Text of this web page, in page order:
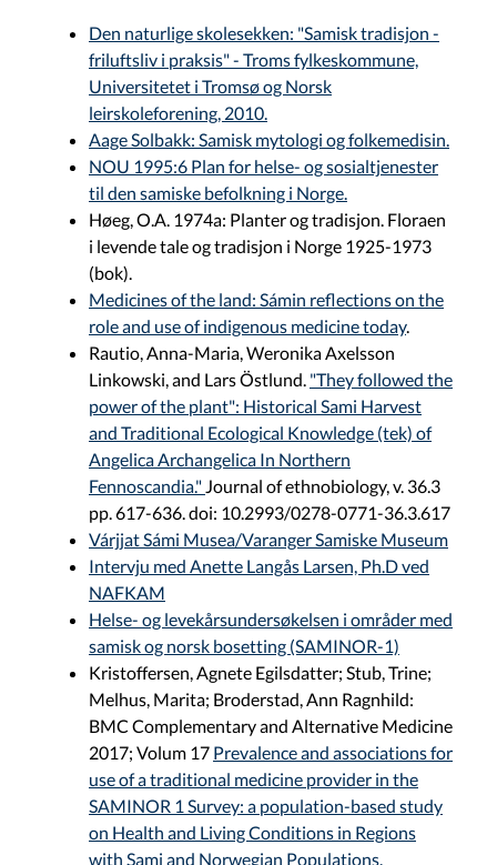
Den naturlige skolesekken: "Samisk tradisjon -
friluftsliv i praksis" - Troms fylkeskommune,
Universitetet i Tromsø og Norsk
leirskoleforening, 2010.
Aage Solbakk: Samisk mytologi og folkemedisin.
NOU 1995:6 Plan for helse- og sosialtjenester
til den samiske befolkning i Norge.
Høeg, O.A. 1974a: Planter og tradisjon. Floraen
i levende tale og tradisjon i Norge 1925-1973
(bok).
Medicines of the land: Sámin reflections on the
role and use of indigenous medicine today.
Rautio, Anna-Maria, Weronika Axelsson
Linkowski, and Lars Östlund. "They followed the
power of the plant": Historical Sami Harvest
and Traditional Ecological Knowledge (tek) of
Angelica Archangelica In Northern
Fennoscandia." Journal of ethnobiology, v. 36.3
pp. 617-636. doi: 10.2993/0278-0771-36.3.617
Várjjat Sámi Musea/Varanger Samiske Museum
Intervju med Anette Langås Larsen, Ph.D ved
NAFKAM
Helse- og levekårsundersøkelsen i områder med
samisk og norsk bosetting (SAMINOR-1)
Kristoffersen, Agnete Egilsdatter; Stub, Trine;
Melhus, Marita; Broderstad, Ann Ragnhild:
BMC Complementary and Alternative Medicine
2017; Volum 17 Prevalence and associations for
use of a traditional medicine provider in the
SAMINOR 1 Survey: a population-based study
on Health and Living Conditions in Regions
with Sami and Norwegian Populations.